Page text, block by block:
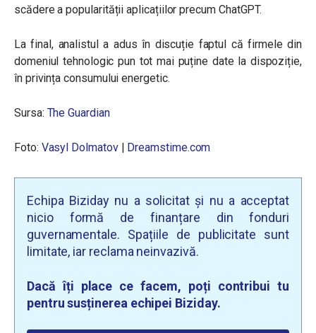
scădere a popularității aplicațiilor precum ChatGPT.
La final, analistul a adus în discuție faptul că firmele din
domeniul tehnologic pun tot mai puține date la dispoziție,
în privința consumului energetic.
Sursa: The Guardian
Foto: Vasyl Dolmatov | Dreamstime.com
Echipa Biziday nu a solicitat și nu a acceptat
nicio formă de finanțare din fonduri
guvernamentale. Spațiile de publicitate sunt
limitate, iar reclama neinvazivă.
Dacă îți place ce facem, poți contribui tu
pentru susținerea echipei Biziday.